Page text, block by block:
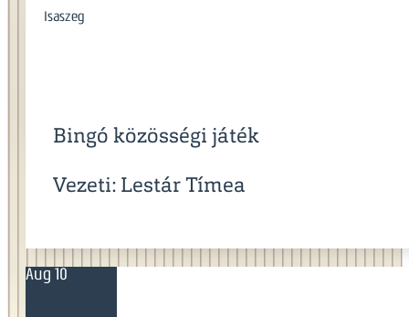
Isaszeg
Bingó közösségi játék
Vezeti: Lestár Tímea
Aug 10